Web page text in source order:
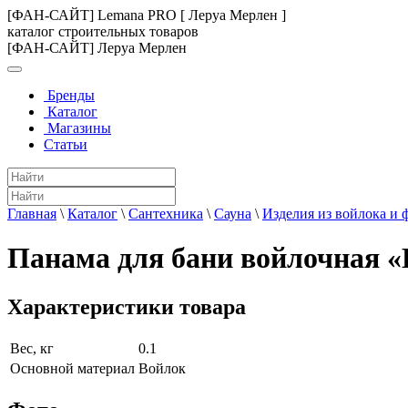
[ФАН-САЙТ] Lemana PRO [ Леруа Мерлен ]
каталог строительных товаров
[ФАН-САЙТ] Леруа Мерлен
Бренды
Каталог
Магазины
Статьи
Главная \ Каталог \ Сантехника \ Сауна \ Изделия из войлока и
Панама для бани войлочная
Характеристики товара
Вес, кг
0.1
Основной материал Войлок